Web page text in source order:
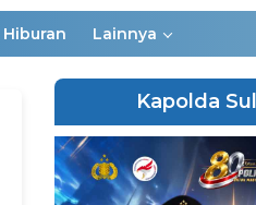
Hiburan Lainnya
Kapolda